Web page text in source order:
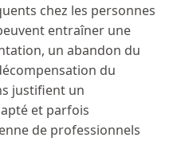
chez les personnes
entraîner une
un abandon du
du
justifient un
et parfois
de professionnels